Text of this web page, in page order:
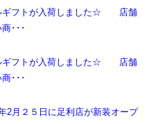
ギフトが入荷しました☆ 店舗
･･･
ギフトが入荷しました☆ 店舗
･･･
２５日に足利店が新装オープ